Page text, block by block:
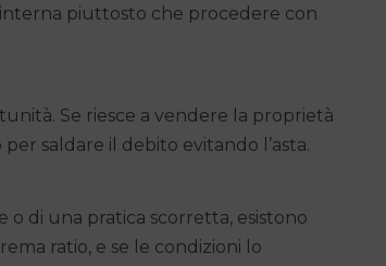
piuttosto che procedere con
Se riesce a vendere la proprietà
saldare il debito evitando l’asta.
o di una pratica scorretta, esistono
ratio, e se le condizioni lo